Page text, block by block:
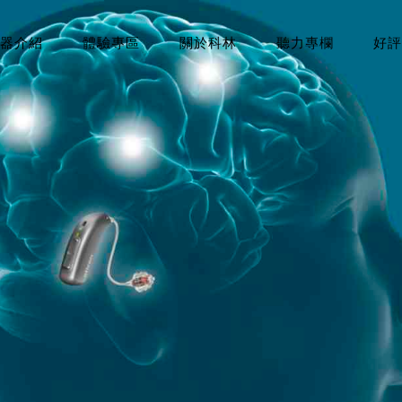
介紹 體驗專區 關於科林 聽力專欄 好